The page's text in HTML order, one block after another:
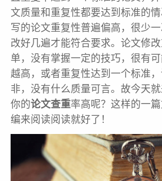
文质量和重复性都要达到标准的
写的论文重复性普遍偏高，很少
改好几遍才能符合要求。论文修
单，没有掌握一定的技巧，很有
越高，或者重复性达到一个标准
非，没有什么质量可言。故今天
你的论文查重率高呢？这样的一
编来阅读阅读就好了！